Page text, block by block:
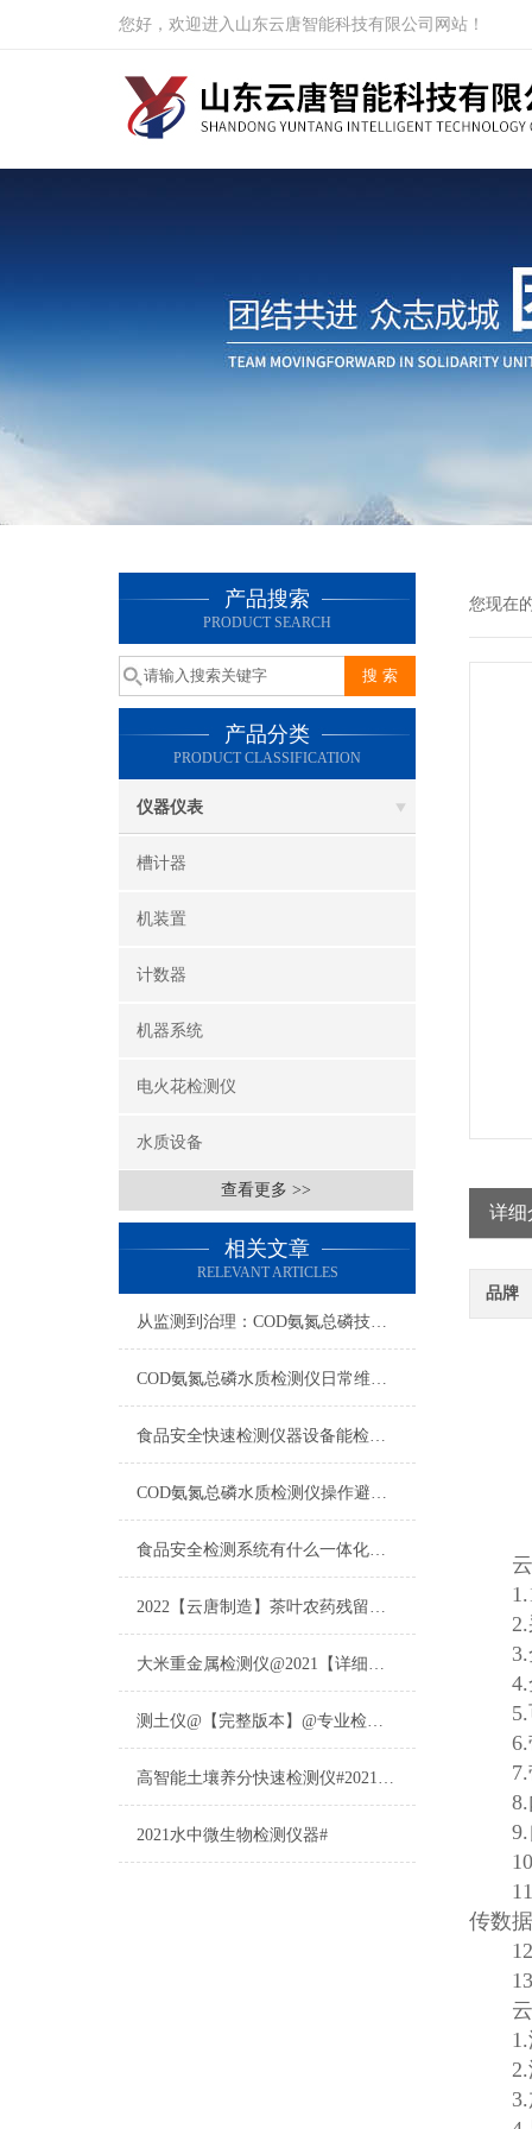
您好，欢迎进入山东云唐智能科技有限公司网站！
产品搜索
PRODUCT SEARCH
产品分类
PRODUCT CLASSIFICATION
仪器仪表
槽计器
机装置
计数器
机器系统
电火花检测仪
水质设备
查看更多 >>
相关文章
RELEVANT ARTICLES
从监测到治理：COD氨氮总磷技术的双领域实战解析
COD氨氮总磷水质检测仪日常维护与试剂管理，降低故障率就靠这几招
食品安全快速检测仪器设备能检什么？一张表说清适用范围
COD氨氮总磷水质检测仪操作避坑指南：这几个步骤直接影响数据准确性
食品安全检测系统有什么一体化配置·2023仪器仪表推荐·山东云唐
2022【云唐制造】茶叶农药残留检测仪多少钱一台@山东云唐仪器仪表制造
大米重金属检测仪@2021【详细版本】@专业检测大米重金属仪器仪表
测土仪@【完整版本】@专业检测土壤的仪器仪表
高智能土壤养分快速检测仪#2021【土壤养分检测专用仪器仪表】
2021水中微生物检测仪器#
您现在
详细
品牌
云
1.10
2.采
3.全
4.全
5.可
6.带
7.带
8.内
9.自
10.
11.
传数
12.
13.
云
1.温
2.温
3.加